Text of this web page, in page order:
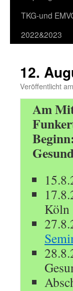
TKG-und
2022&2023
12.
Veröffentlicht am
Am
Köln